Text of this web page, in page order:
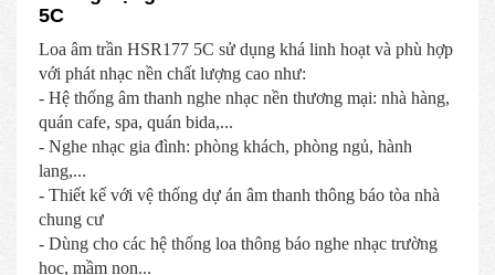
5C
Loa âm trần HSR177 5C sử dụng khá linh hoạt và phù hợp
với phát nhạc nền chất lượng cao như:
- Hệ thống âm thanh nghe nhạc nền thương mại: nhà hàng,
quán cafe, spa, quán bida,...
- Nghe nhạc gia đình: phòng khách, phòng ngủ, hành
lang,...
- Thiết kế với vệ thống dự án âm thanh thông báo tòa nhà
chung cư
- Dùng cho các hệ thống loa thông báo nghe nhạc trường
học, mầm non...